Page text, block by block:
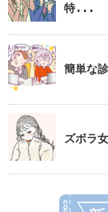
特...
簡単な
ズボラ